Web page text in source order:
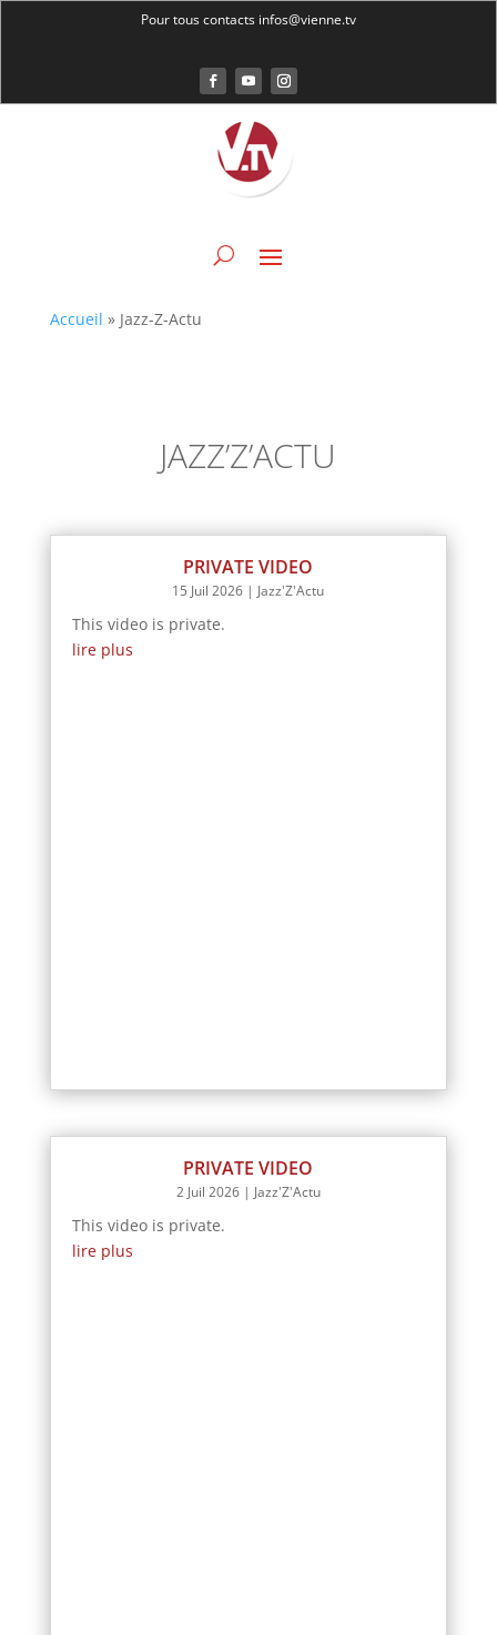
Pour tous contacts infos@vienne.tv
Accueil » Jazz-Z-Actu
JAZZ’Z’ACTU
PRIVATE VIDEO
15 Juil 2026 | Jazz'Z'Actu
This video is private.
lire plus
PRIVATE VIDEO
2 Juil 2026| Jazz'Z'Actu
This video is private.
lire plus